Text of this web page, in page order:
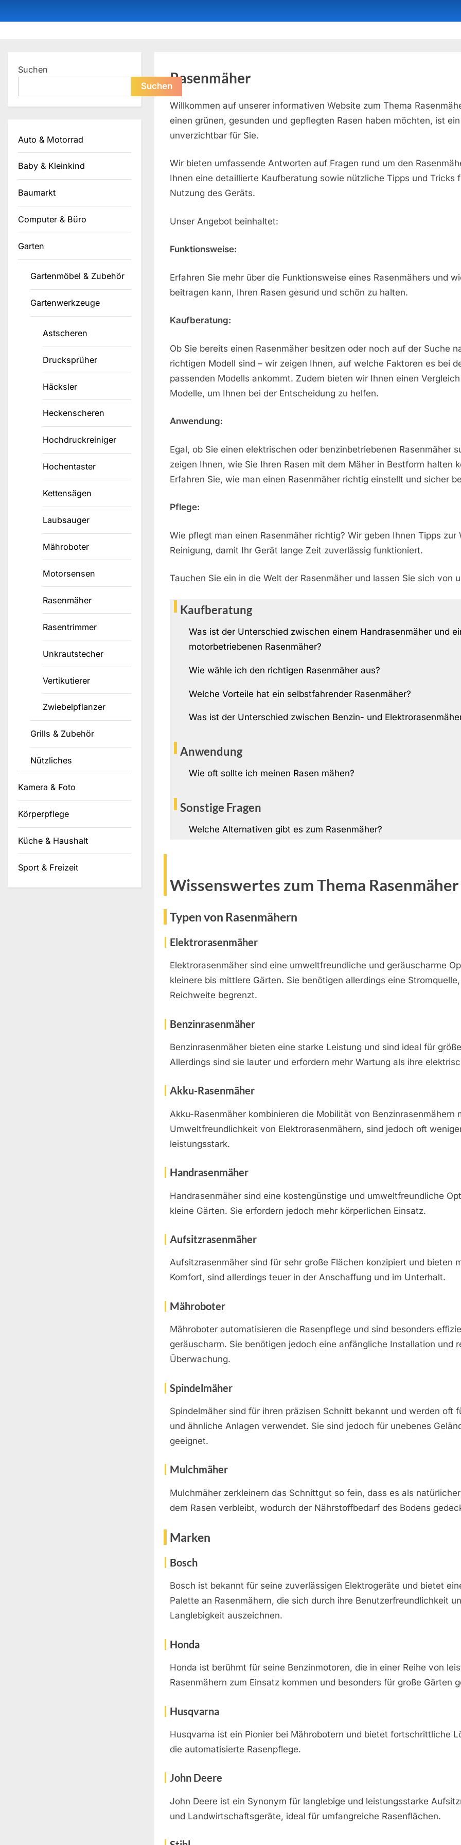
to
Rasenmäher
Willkommen auf unserer informativen Website zum Thema
einen grünen, gesunden und gepflegten Rasen haben möchten, ist
unverzichtbar für Sie.
Wir bieten umfassende Antworten auf Fragen rund um den
Ihnen eine detaillierte Kaufberatung sowie nützliche Tipps und Tricks
Nutzung des Geräts.
Unser Angebot beinhaltet:
Funktionsweise:
Erfahren Sie mehr über die Funktionsweise eines Rasenmähers und
beitragen kann, Ihren Rasen gesund und schön zu halten.
Kaufberatung:
Ob Sie bereits einen Rasenmäher besitzen oder noch auf der Suche
richtigen Modell sind – wir zeigen Ihnen, auf welche Faktoren es bei
passenden Modells ankommt. Zudem bieten wir Ihnen einen
Modelle, um Ihnen bei der Entscheidung zu helfen.
Anwendung:
Egal, ob Sie einen elektrischen oder benzinbetriebenen Rasenmäher
zeigen Ihnen, wie Sie Ihren Rasen mit dem Mäher in Bestform halten
Erfahren Sie, wie man einen Rasenmäher richtig einstellt und sicher
Pflege:
Wie pflegt man einen Rasenmäher richtig? Wir geben Ihnen Tipps zur
Reinigung, damit Ihr Gerät lange Zeit zuverlässig funktioniert.
Tauchen Sie ein in die Welt der Rasenmäher und lassen Sie sich von
Kaufberatung
Was ist der Unterschied zwischen einem Handrasenmäher und
motorbetriebenen Rasenmäher?
Wie wähle ich den richtigen Rasenmäher aus?
Welche Vorteile hat ein selbstfahrender Rasenmäher?
Was ist der Unterschied zwischen Benzin- und
Anwendung
Wie oft sollte ich meinen Rasen mähen?
Sonstige Fragen
Welche Alternativen gibt es zum Rasenmäher?
Wissenswertes zum Thema Rasenmäher
Typen von Rasenmähern
Elektrorasenmäher
Elektrorasenmäher sind eine umweltfreundliche und geräuscharme
kleinere bis mittlere Gärten. Sie benötigen allerdings eine
Reichweite begrenzt.
Benzinrasenmäher
Benzinrasenmäher bieten eine starke Leistung und sind ideal für
Allerdings sind sie lauter und erfordern mehr Wartung als ihre
Akku-Rasenmäher
Akku-Rasenmäher kombinieren die Mobilität von Benzinrasenmähern
Umweltfreundlichkeit von Elektrorasenmähern, sind jedoch oft
leistungsstark.
Handrasenmäher
Handrasenmäher sind eine kostengünstige und umweltfreundliche
kleine Gärten. Sie erfordern jedoch mehr körperlichen Einsatz.
Aufsitzrasenmäher
Aufsitzrasenmäher sind für sehr große Flächen konzipiert und bieten
Komfort, sind allerdings teuer in der Anschaffung und im Unterhalt.
Mähroboter
Mähroboter automatisieren die Rasenpflege und sind besonders
geräuscharm. Sie benötigen jedoch eine anfängliche Installation und
Überwachung.
Spindelmäher
Spindelmäher sind für ihren präzisen Schnitt bekannt und werden oft
und ähnliche Anlagen verwendet. Sie sind jedoch für unebenes
geeignet.
Mulchmäher
Mulchmäher zerkleinern das Schnittgut so fein, dass es als
dem Rasen verbleibt, wodurch der Nährstoffbedarf des Bodens
Marken
Bosch
Bosch ist bekannt für seine zuverlässigen Elektrogeräte und bietet
Palette an Rasenmähern, die sich durch ihre Benutzerfreundlichkeit
Langlebigkeit auszeichnen.
Honda
Honda ist berühmt für seine Benzinmotoren, die in einer Reihe von
Rasenmähern zum Einsatz kommen und besonders für große Gärten
Husqvarna
Husqvarna ist ein Pionier bei Mährobotern und bietet fortschrittliche
die automatisierte Rasenpflege.
John Deere
John Deere ist ein Synonym für langlebige und leistungsstarke
und Landwirtschaftsgeräte, ideal für umfangreiche Rasenflächen.
Suchen
Suchen
Auto & Motorrad
Baby & Kleinkind
Baumarkt
Computer & Büro
Garten
Gartenmöbel & Zubehör
Gartenwerkzeuge
Astscheren
Drucksprüher
Häcksler
Heckenscheren
Hochdruckreiniger
Hochentaster
Kettensägen
Laubsauger
Mähroboter
Motorsensen
Rasenmäher
Rasentrimmer
Unkrautstecher
Vertikutierer
Zwiebelpflanzer
Grills & Zubehör
Nützliches
Kamera & Foto
Körperpflege
Küche & Haushalt
Sport & Freizeit